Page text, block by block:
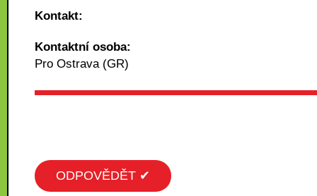
Kontakt:
Kontaktní osoba:
Pro Ostrava (GR)
ODPOVĚDĚT ✔